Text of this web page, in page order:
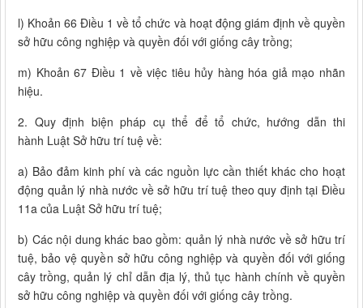
l) Khoản 66 Điều 1 về tổ chức và hoạt động giám định về quyền
sở hữu công nghiệp và quyền đối với giống cây trồng;
m) Khoản 67 Điều 1 về việc tiêu hủy hàng hóa giả mạo nhãn
hiệu.
2. Quy định biện pháp cụ thể để tổ chức, hướng dẫn thi
hành Luật Sở hữu trí tuệ về:
a) Bảo đảm kinh phí và các nguồn lực cần thiết khác cho hoạt
động quản lý nhà nước về sở hữu trí tuệ theo quy định tại Điều
11a của Luật Sở hữu trí tuệ;
b) Các nội dung khác bao gồm: quản lý nhà nước về sở hữu trí
tuệ, bảo vệ quyền sở hữu công nghiệp và quyền đối với giống
cây trồng, quản lý chỉ dẫn địa lý, thủ tục hành chính về quyền
sở hữu công nghiệp và quyền đối với giống cây trồng.